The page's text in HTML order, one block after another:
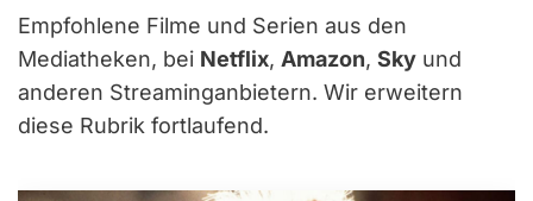
Empfohlene Filme und Serien aus den
Mediatheken, bei Netflix, Amazon, Sky und
anderen Streaminganbietern. Wir erweitern
diese Rubrik fortlaufend.